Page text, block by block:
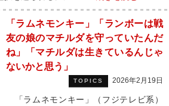
「ラムネモンキー」「ランボーは戦
友の娘のマチルダを守っていたんだ
ね」「マチルダは生きているんじゃ
ないかと思う」
TOPICS 2026年2月19日
「ラムネモンキー」（フジテレビ系）